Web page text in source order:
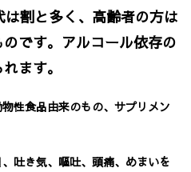
割と多く、高齢者の方は
です。アルコール依存の
ます。
性食品由来のもの、サプリメン
吐き気、嘔吐、頭痛、めまいを